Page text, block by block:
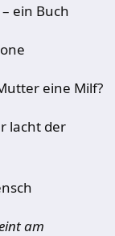
ein Buch
eine Milf?
lacht der
am